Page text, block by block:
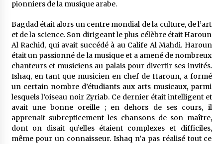
pionniers de la musique arabe.
Bagdad était alors un centre mondial de la culture, de l’art
et de la science. Son dirigeant le plus célèbre était Haroun
Al Rachid, qui avait succédé à au Calife Al Mahdi. Haroun
était un passionné de la musique et a amené de nombreux
chanteurs et musiciens au palais pour divertir ses invités.
Ishaq, en tant que musicien en chef de Haroun, a formé
un certain nombre d’étudiants aux arts musicaux, parmi
lesquels l’oiseau noir Zyriab. Ce dernier était intelligent et
avait une bonne oreille ; en dehors de ses cours, il
apprenait subrepticement les chansons de son maître,
dont on disait qu’elles étaient complexes et difficiles,
même pour un connaisseur. Ishaq n’a pas réalisé tout ce